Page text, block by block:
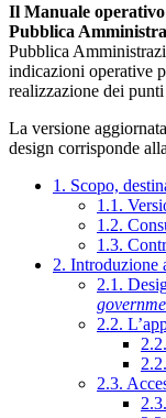
Il Manuale
Pubblica
Pubblica
indicazioni operative
realizzazione dei
La versione
design corrisponde alla
1. Scopo,
1.1.
1.2.
1.3.
2. Introduzione
2.1.
2.2.
2.3.